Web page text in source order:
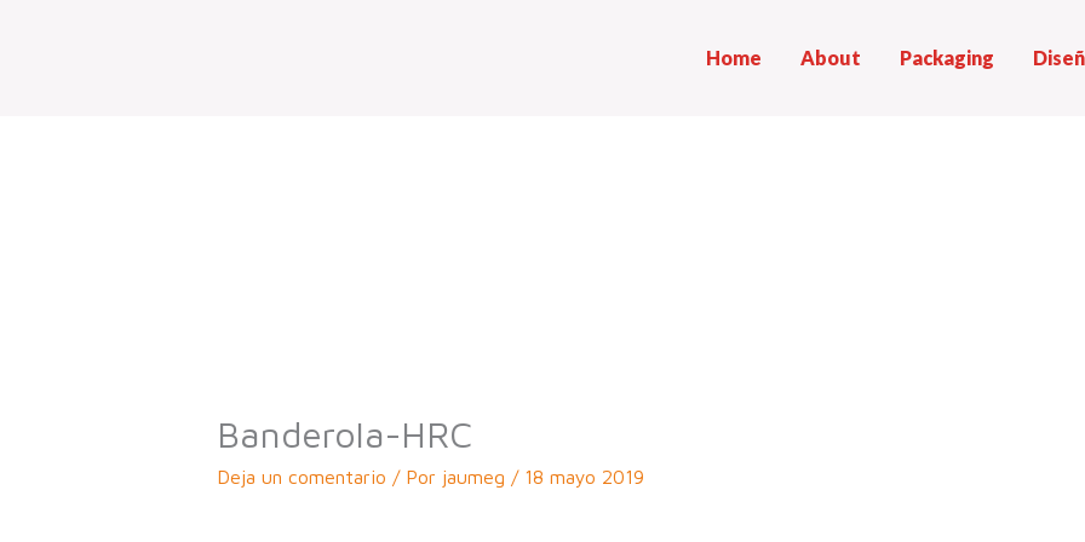
Home About Packaging
Banderola-HRC
Deja un comentario / Por jaumeg / 18 mayo 2019